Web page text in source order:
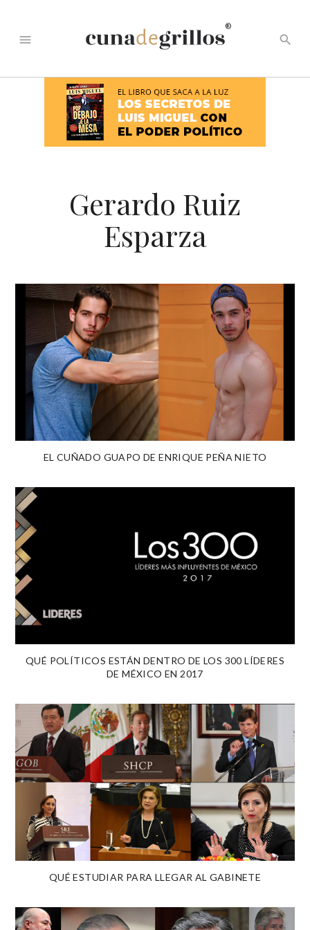
menu
®
search
Gerardo Ruiz
Esparza
EL CUÑADO GUAPO DE ENRIQUE PEÑA NIETO
QUÉ POLÍTICOS ESTÁN DENTRO DE LOS 300 LÍDERES
DE MÉXICO EN 2017
QUÉ ESTUDIAR PARA LLEGAR AL GABINETE